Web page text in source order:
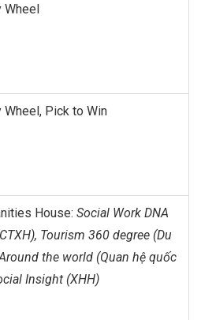
Wheel
Wheel, Pick to Win
House: Social Work DNA
Tourism 360 degree (Du
the world (Quan hệ quốc
Insight (XHH)